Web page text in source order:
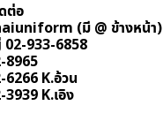
ต่อ
(มี @ ข้างหน้า)
933-6858
8965
6266 K.อ้วน
K.เอิง